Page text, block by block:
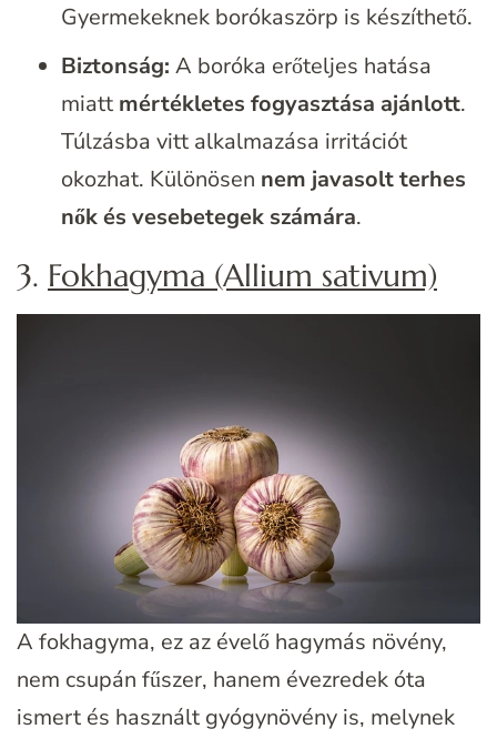
Gyermekeknek borókaszörp is készíthető.
Biztonság: A boróka erőteljes hatása
miatt mértékletes fogyasztása ajánlott.
Túlzásba vitt alkalmazása irritációt
okozhat. Különösen nem javasolt terhes
nők és vesebetegek számára.
3. Fokhagyma (Allium sativum)
A fokhagyma, ez az évelő hagymás növény,
nem csupán fűszer, hanem évezredek óta
ismert és használt gyógynövény is, melynek